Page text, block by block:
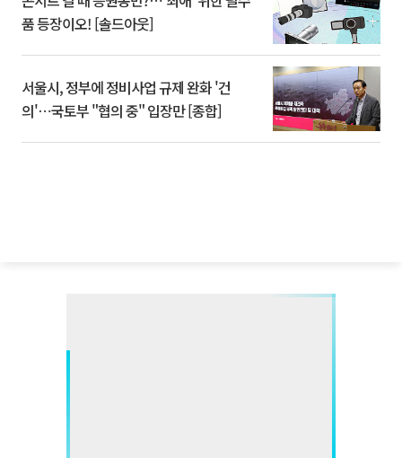
품 등장이오! [솔드아웃]
서울시, 정부에 정비사업 규제 완화 '건
의'⋯국토부 "협의 중" 입장만 [종합]